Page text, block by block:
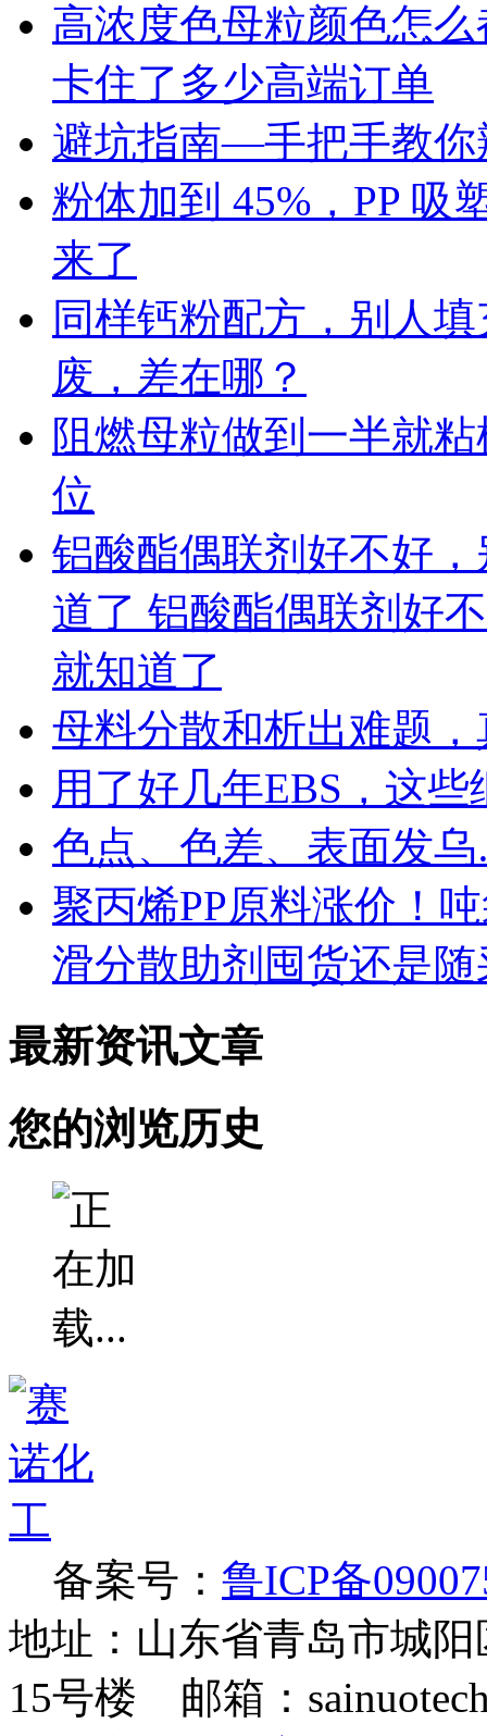
高浓度色母粒颜色怎
卡住了多少高端订单
避坑指南—手把手教你
粉体加到 45%，PP 吸
来了
同样钙粉配方，别人
废，差在哪？
阻燃母粒做到一半就
位
铝酸酯偶联剂好不好
道了 铝酸酯偶联剂好
就知道了
母料分散和析出难题
用了好几年EBS，这
色点、色差、表面发
聚丙烯PP原料涨价！
滑分散助剂囤货还是随
最新资讯文章
您的浏览历史
备案号： 鲁ICP备
地址：山东省青岛市城
15号楼 邮箱：